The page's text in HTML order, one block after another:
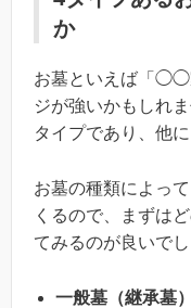
か
お墓といえば「◯◯
ジが強いかもしれ
タイプであり、他
お墓の種類によっ
くるので、まずは
てみるのが良いでし
一般墓（継承墓）